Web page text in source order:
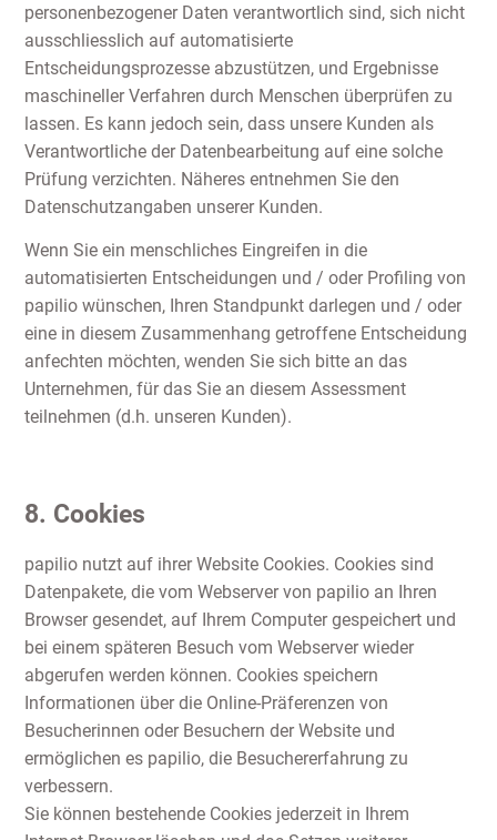
personenbezogener Daten verantwortlich sind, sich nicht
ausschliesslich auf automatisierte
Entscheidungsprozesse abzustützen, und Ergebnisse
maschineller Verfahren durch Menschen überprüfen zu
lassen. Es kann jedoch sein, dass unsere Kunden als
Verantwortliche der Datenbearbeitung auf eine solche
Prüfung verzichten. Näheres entnehmen Sie den
Datenschutzangaben unserer Kunden.
Wenn Sie ein menschliches Eingreifen in die
automatisierten Entscheidungen und / oder Profiling von
papilio wünschen, Ihren Standpunkt darlegen und / oder
eine in diesem Zusammenhang getroffene Entscheidung
anfechten möchten, wenden Sie sich bitte an das
Unternehmen, für das Sie an diesem Assessment
teilnehmen (d.h. unseren Kunden).
8. Cookies
papilio nutzt auf ihrer Website Cookies. Cookies sind
Datenpakete, die vom Webserver von papilio an Ihren
Browser gesendet, auf Ihrem Computer gespeichert und
bei einem späteren Besuch vom Webserver wieder
abgerufen werden können. Cookies speichern
Informationen über die Online-Präferenzen von
Besucherinnen oder Besuchern der Website und
ermöglichen es papilio, die Besuchererfahrung zu
verbessern.
Sie können bestehende Cookies jederzeit in Ihrem